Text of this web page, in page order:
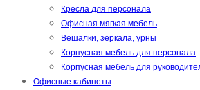
Кресла для персонала
Офисная мягкая мебель
Вешалки, зеркала, урны
Корпусная мебель для персонала
Корпусная мебель для
Офисные кабинеты